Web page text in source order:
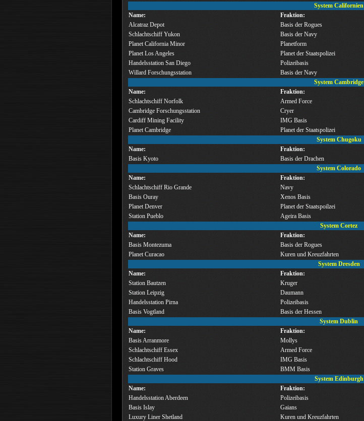
System Californien
Name:
Fraktion:
Alcatraz Depot
Basis der Rogues
Schlachtschiff Yukon
Basis der Navy
Planet California Minor
Planetform
Planet Los Angeles
Planet der Staatspolizei
Handelsstation San Diego
Polizeibasis
Willard Forschungsstation
Basis der Navy
System Cambridge
Name:
Fraktion:
Schlachtschiff Norfolk
Armed Force
Cambridge Forschungsstation
Cryer
Cardiff Mining Facility
IMG Basis
Planet Cambridge
Planet der Staatspolizei
System Chugoku
Name:
Fraktion:
Basis Kyoto
Basis der Drachen
System Colorado
Name:
Fraktion:
Schlachtschiff Rio Grande
Navy
Basis Ouray
Xenos Basis
Planet Denver
Planet der Staatspoilzei
Station Pueblo
Ageira Basis
System Cortez
Name:
Fraktion:
Basis Montezuma
Basis der Rogues
Planet Curacao
Kuren und Kreuzfahrten
System Dresden
Name:
Fraktion:
Station Bautzen
Kruger
Station Leipzig
Daumann
Handelsstation Pirna
Polizeibasis
Basis Vogtland
Basis der Hessen
System Dublin
Name:
Fraktion:
Basis Arranmore
Mollys
Schlachtschiff Essex
Armed Force
Schlachtschiff Hood
IMG Basis
Station Graves
BMM Basis
System Edinburgh
Name:
Fraktion:
Handelsstation Aberdeen
Polizeibasis
Basis Islay
Gaians
Luxury Liner Shetland
Kuren und Kreuzfahrten